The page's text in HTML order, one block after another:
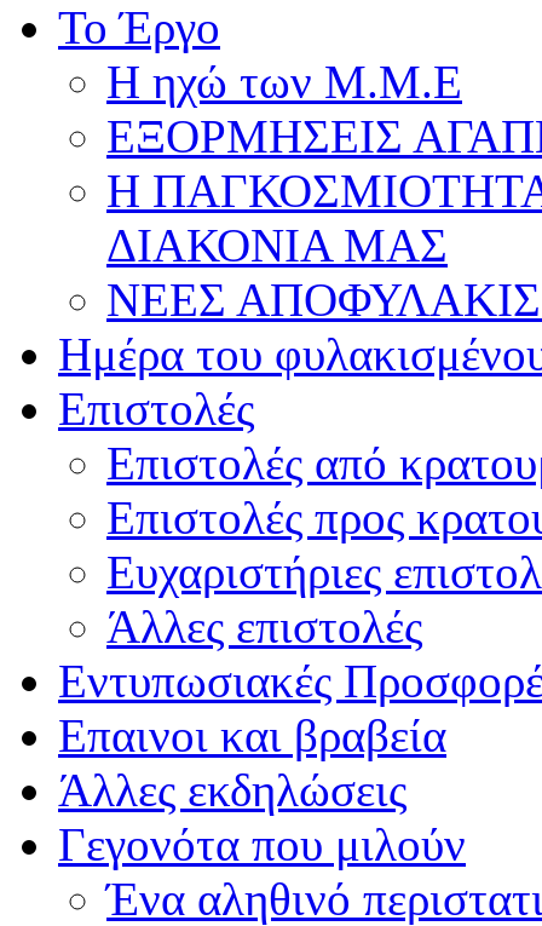
Το Έργο
Η ηχώ των Μ.Μ.Ε
ΕΞΟΡΜΗΣΕΙΣ
Η
ΔΙΑΚΟΝΙΑ ΜΑΣ
ΝΕΕΣ
Ημέρα του
Επιστολές
Επιστολές από
Επιστολές προς
Ευχαριστήριες
Άλλες επιστολές
Εντυπωσιακές
Επαινοι και βραβεία
Άλλες εκδηλώσεις
Γεγονότα που μιλούν
Ένα αληθινό